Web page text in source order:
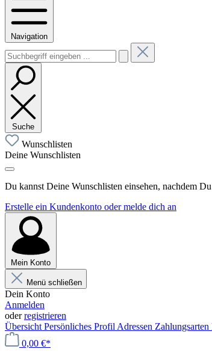
Navigation
Suche
Wunschlisten
Deine Wunschlisten
Du kannst Deine Wunschlisten einsehen, nachdem
Erstelle ein Kundenkonto oder melde dich an
Mein Konto
Menü schließen
Dein Konto
Anmelden
oderregistrieren
Übersicht Persönliches Profil Adressen Zahlungsarten
0,00 €*